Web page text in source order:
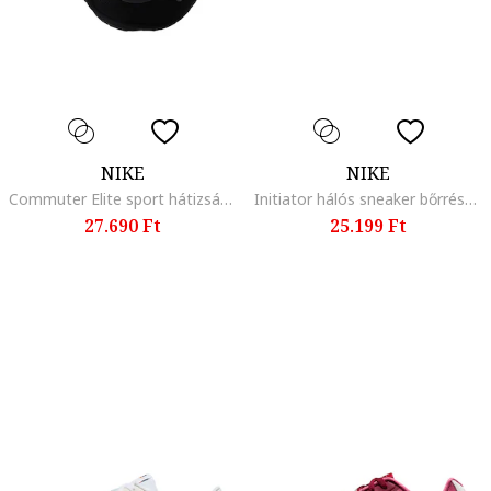
NIKE
Commuter Elite sport hátizsák, fekete
27.690 Ft
NIKE
Initiator hálós sneaker bőrrészletekkel, Púderrózsaszín/Világosbézs
25.199 Ft